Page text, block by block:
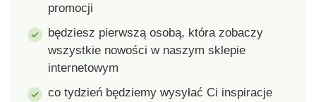
promocji
będziesz pierwszą osobą, która zobaczy
wszystkie nowości w naszym sklepie
internetowym
co tydzień będziemy wysyłać Ci inspiracje